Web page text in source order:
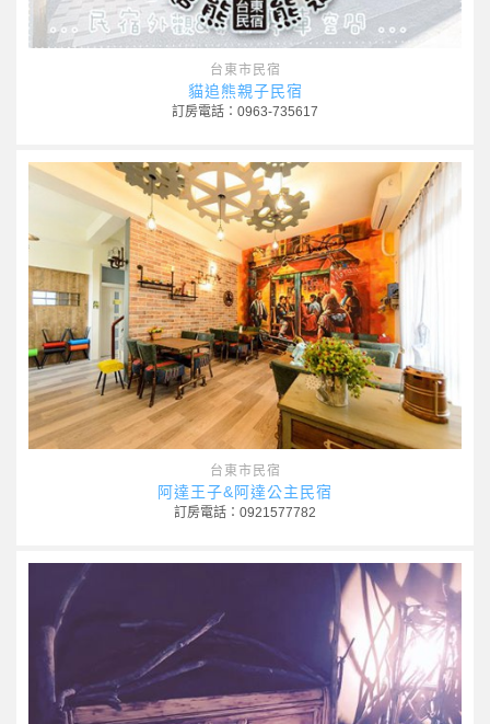
台東市民宿
貓追熊親子民宿
訂房電話：0963-735617
台東市民宿
阿達王子&阿達公主民宿
訂房電話：0921577782